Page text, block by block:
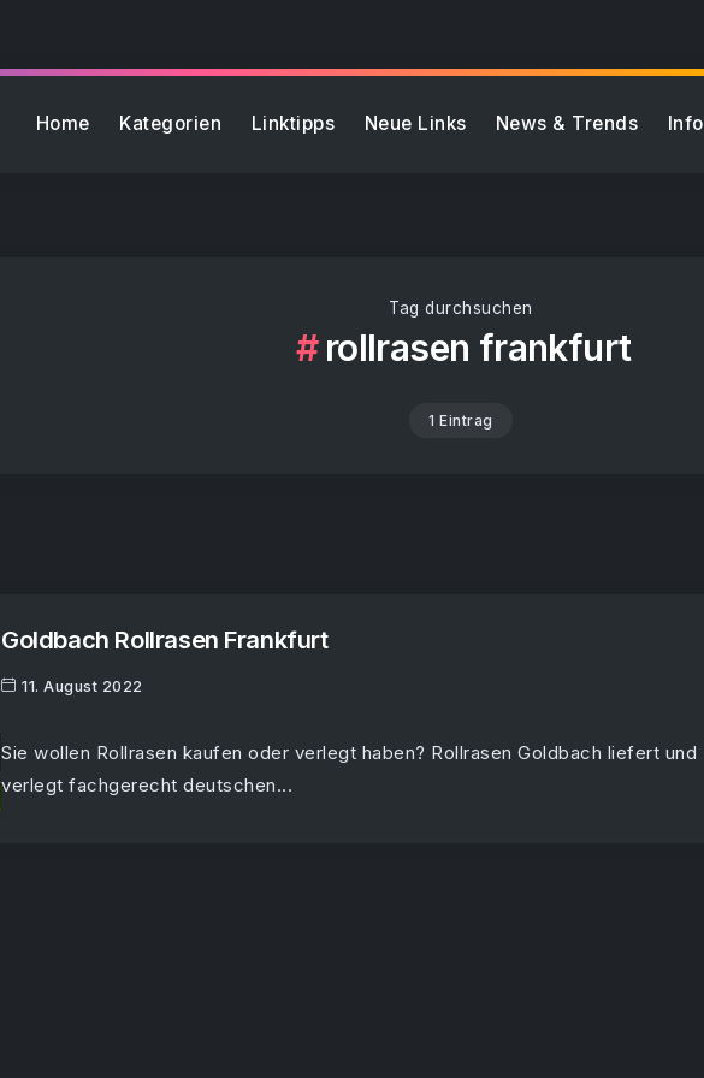
Home Kategorien Linktipps Neue Links News & Trends Info
Tag durchsuchen
rollrasen frankfurt
1 Eintrag
Goldbach Rollrasen Frankfurt
11. August 2022
Sie wollen Rollrasen kaufen oder verlegt haben? Rollrasen Goldbach liefert und
verlegt fachgerecht deutschen...